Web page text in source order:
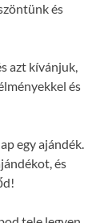
és
azt kívánjuk,
és
egy ajándék.
és